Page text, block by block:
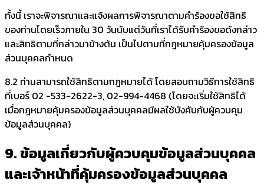
ทั้งนี้ เราจะพิจารณาและแจ้งผลการพิจารณาตามคำร้องขอใช้สิทธิ
ของท่านโดยเร็วภายใน 30 วันนับแต่วันที่เราได้รับคำร้องขอดังกล่าว
และสิทธิตามที่กล่าวมาข้างต้น เป็นไปตามที่กฎหมายคุ้มครองข้อมูล
ส่วนบุคคลกำหนด
8.2 ท่านสามารถใช้สิทธิตามกฎหมายได้ โดยสอบถามวิธีการใช้สิทธิ
ที่เบอร์ 02 -533-2622-3, 02-994-4468 (โดยจะเริ่มใช้สิทธิได้
เมื่อกฎหมายคุ้มครองข้อมูลส่วนบุคคลมีผลใช้บังคับกับผู้ควบคุม
ข้อมูลส่วนบุคคล)
9. ข้อมูลเกี่ยวกับผู้ควบคุมข้อมูลส่วนบุคคล
และเจ้าหน้าที่คุ้มครองข้อมูลส่วนบุคคล